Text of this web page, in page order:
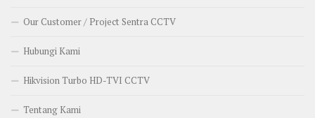
Our Customer / Project Sentra CCTV
Hubungi Kami
Hikvision Turbo HD-TVI CCTV
Tentang Kami